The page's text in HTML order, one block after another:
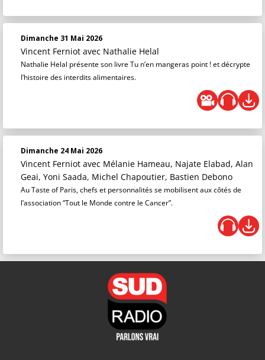
Dimanche 31 Mai 2026
Vincent Ferniot avec Nathalie Helal
Nathalie Helal présente son livre Tu n’en mangeras point ! et décrypte
l’histoire des interdits alimentaires.
Dimanche 24 Mai 2026
Vincent Ferniot avec Mélanie Hameau, Najate Elabad, Alan
Geai, Yoni Saada, Michel Chapoutier, Bastien Debono
Au Taste of Paris, chefs et personnalités se mobilisent aux côtés de
l’association “Tout le Monde contre le Cancer”.